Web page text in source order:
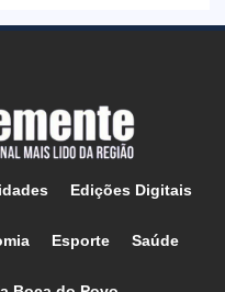
Edições Digitais
Esporte Saúde